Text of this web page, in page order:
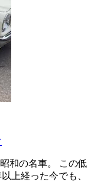
和の名車。 この低
上経った今でも、